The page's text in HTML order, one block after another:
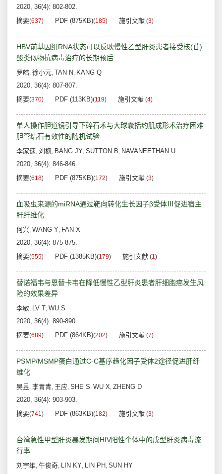
2020, 36(4): 802-802.
摘要(637) PDF (875KB)(185) 施引文献 (3)
HBV前基因组RNA状态可以反映慢性乙型肝炎患者接受核(苷)
酸类似物抗病毒治疗的长期预后
罗皓, 徐小元, TAN N, KANG Q
2020, 36(4): 807-807.
摘要(370) PDF (113KB)(119) 施引文献 (4)
单人操作胆道镜引导下碎石术与大球囊括约肌成形术治疗困难
胆管结石有效性的随机试验
李家速, 刘枫, BANG JY, SUTTON B, NAVANEETHAN U
2020, 36(4): 846-846.
摘要(618) PDF (875KB)(172) 施引文献 (3)
血吸虫来源的miRNA通过靶向转化生长因子β受体Ⅲ促进宿主
肝纤维化
何兴, WANG Y, FAN X
2020, 36(4): 875-875.
摘要(555) PDF (1385KB)(179) 施引文献 (1)
替诺福韦与恩替卡韦在降低慢性乙型肝炎患者肝细胞癌发生风
险的效果差异
李敏, LV T, WU S
2020, 36(4): 890-890.
摘要(689) PDF (864KB)(202) 施引文献 (7)
PSMP/MSMP蛋白通过C-C基序趋化因子受体2途径促进肝纤
维化
吴昱, 李青青, 王应, SHE S, WU X, ZHENG D
2020, 36(4): 903-903.
摘要(741) PDF (863KB)(182) 施引文献 (3)
台湾急性甲型肝炎暴发期间HIV阳性个体中的戊型肝炎病毒流
行率
刘宇维, 牛俊奇, LIN KY, LIN PH , SUN HY